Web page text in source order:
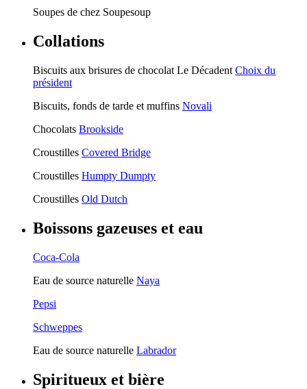
Soupes de chez Soupesoup
Collations
Biscuits aux brisures de chocolat Le Décadent Choix du
président
Biscuits, fonds de tarde et muffins Novali
Chocolats Brookside
Croustilles Covered Bridge
Croustilles Humpty Dumpty
Croustilles Old Dutch
Boissons gazeuses et eau
Coca-Cola
Eau de source naturelle Naya
Pepsi
Schweppes
Eau de source naturelle Labrador
Spiritueux et bière